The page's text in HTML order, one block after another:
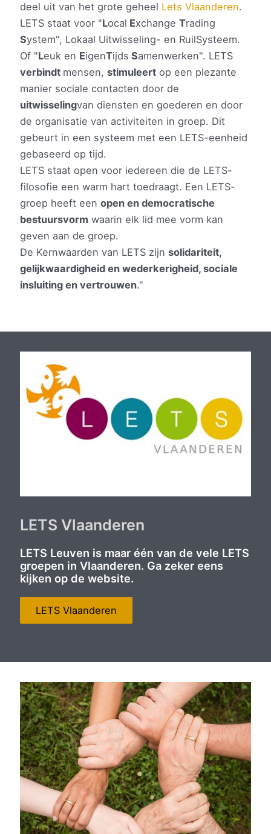
deel uit van het grote geheel Lets Vlaanderen.
LETS staat voor "Local Exchange Trading
System", Lokaal Uitwisseling- en RuilSysteem.
Of "Leuk en EigenTijds Samenwerken". LETS
verbindt mensen, stimuleertop een plezante
manier sociale contacten door de
uitwisselingvan diensten en goederen en door
de organisatie van activiteiten in groep. Dit
gebeurt in een systeem met een LETS-eenheid
gebaseerd op tijd.
LETS staat open voor iedereen die de LETS-
filosofie een warm hart toedraagt. Een LETS-
groep heeft een open en democratische
bestuursvorm waarin elk lid mee vorm kan
geven aan de groep.
De Kernwaarden van LETS zijn solidariteit,
gelijkwaardigheid en wederkerigheid, sociale
insluiting en vertrouwen."
LETS Vlaanderen
LETS Leuven is maar één van de vele LETS
groepen in Vlaanderen. Ga zeker eens
kijken op de website.
LETS Vlaanderen